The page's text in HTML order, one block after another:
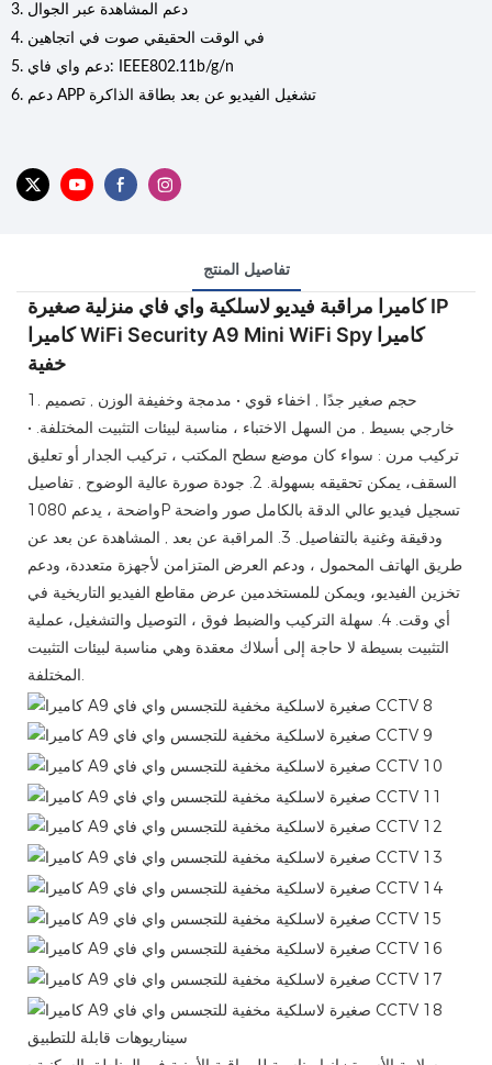
3. دعم المشاهدة عبر الجوال
4. في الوقت الحقيقي صوت في اتجاهين
5. دعم واي فاي: IEEE802.11b/g/n
6. دعم APP تشغيل الفيديو عن بعد بطاقة الذاكرة
تفاصيل المنتج
كاميرا مراقبة فيديو لاسلكية واي فاي منزلية صغيرة IP
كاميرا WiFi Security A9 Mini WiFi Spy كاميرا
خفية
1. حجم صغير جدًا , اخفاء قوي • مدمجة وخفيفة الوزن , تصميم
خارجي بسيط , من السهل الاختباء ، مناسبة لبيئات التثبيت المختلفة. •
تركيب مرن : سواء كان موضع سطح المكتب ، تركيب الجدار أو تعليق
السقف، يمكن تحقيقه بسهولة. 2. جودة صورة عالية الوضوح , تفاصيل
واضحة ، يدعم 1080P تسجيل فيديو عالي الدقة بالكامل صور واضحة
ودقيقة وغنية بالتفاصيل. 3. المراقبة عن بعد , المشاهدة عن بعد عن
طريق الهاتف المحمول ، ودعم العرض المتزامن لأجهزة متعددة، ودعم
تخزين الفيديو، ويمكن للمستخدمين عرض مقاطع الفيديو التاريخية في
أي وقت. 4. سهلة التركيب والضبط فوق ، التوصيل والتشغيل، عملية
التثبيت بسيطة لا حاجة إلى أسلاك معقدة وهي مناسبة لبيئات التثبيت
المختلفة.
سيناريوهات قابلة للتطبيق